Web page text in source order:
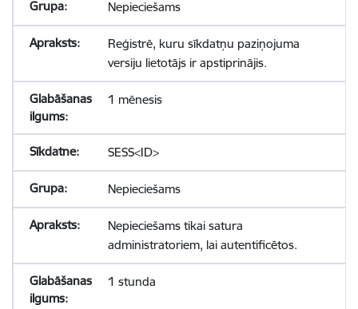
Nepieciešams
Reģistrē, kuru sīkdatņu paziņojuma
versiju lietotājs ir apstiprinājis.
1 mēnesis
SESS<ID>
Nepieciešams
Nepieciešams tikai satura
administratoriem, lai autentificētos.
1 stunda